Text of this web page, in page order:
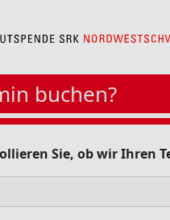
buchen?
Sie, ob wir Ihren